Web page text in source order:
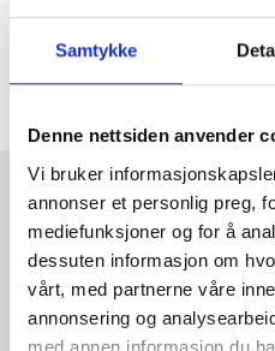
Samtykke
Denne nettsiden anvender
Vi bruker
annonser et personlig preg,
mediefunksjoner og for å
dessuten informasjon om
vårt, med partnerne våre
annonsering og
med annen informasjon du
Johanne